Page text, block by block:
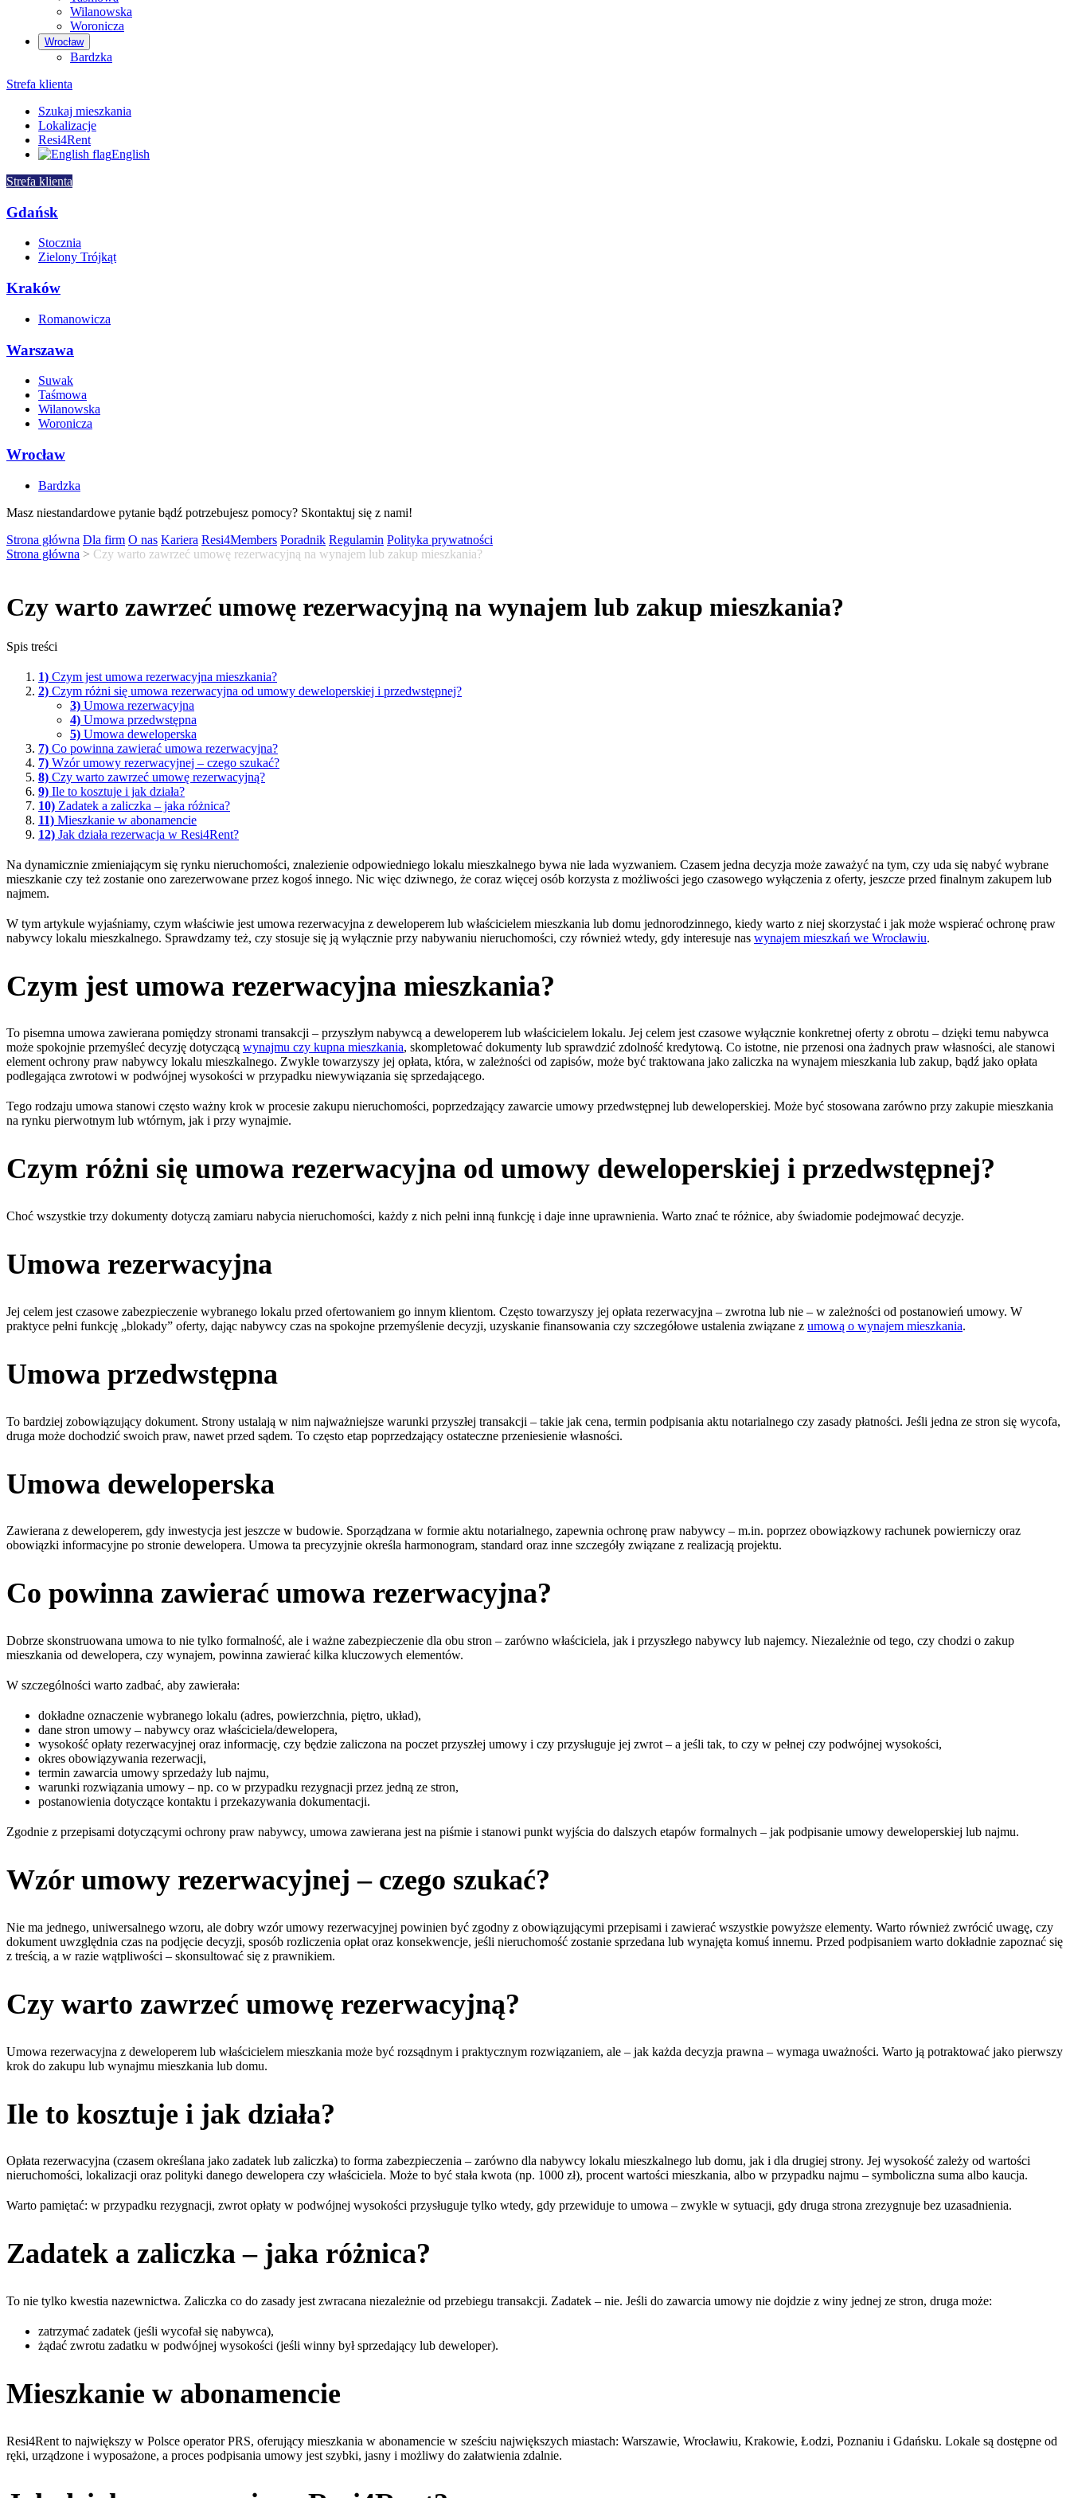
Wilanowska
Woronicza
Wrocław
Bardzka
Strefa klienta
Szukaj mieszkania
Lokalizacje
Resi4Rent
English
Strefa klienta
Gdańsk
Stocznia
Zielony Trójkąt
Kraków
Romanowicza
Warszawa
Suwak
Taśmowa
Wilanowska
Woronicza
Wrocław
Bardzka
Masz niestandardowe pytanie bądź potrzebujesz pomocy? Skontaktuj się z nami!
Strona główna Dla firm O nas Kariera Resi4Members Poradnik Regulamin Polityka prywatności
Strona główna > Czy warto zawrzeć umowę rezerwacyjną na wynajem lub zakup mieszkania?
Czy warto zawrzeć umowę rezerwacyjną na wynajem lub zakup mieszkania?
Spis treści
1) Czym jest umowa rezerwacyjna mieszkania?
2) Czym różni się umowa rezerwacyjna od umowy deweloperskiej i przedwstępnej?
3) Umowa rezerwacyjna
4) Umowa przedwstępna
5) Umowa deweloperska
7) Co powinna zawierać umowa rezerwacyjna?
7) Wzór umowy rezerwacyjnej – czego szukać?
8) Czy warto zawrzeć umowę rezerwacyjną?
9) Ile to kosztuje i jak działa?
10) Zadatek a zaliczka – jaka różnica?
11) Mieszkanie w abonamencie
12) Jak działa rezerwacja w Resi4Rent?
Na dynamicznie zmieniającym się rynku nieruchomości, znalezienie odpowiedniego lokalu mieszkalnego bywa nie lada wyzwaniem. Czasem jedna decyzja może zaważyć na tym, czy uda się nabyć wybrane
mieszkanie czy też zostanie ono zarezerwowane przez kogoś innego. Nic więc dziwnego, że coraz więcej osób korzysta z możliwości jego czasowego wyłączenia z oferty, jeszcze przed finalnym zakupem lub
najmem.
W tym artykule wyjaśniamy, czym właściwie jest umowa rezerwacyjna z deweloperem lub właścicielem mieszkania lub domu jednorodzinnego, kiedy warto z niej skorzystać i jak może wspierać ochronę praw
nabywcy lokalu mieszkalnego. Sprawdzamy też, czy stosuje się ją wyłącznie przy nabywaniu nieruchomości, czy również wtedy, gdy interesuje nas wynajem mieszkań we Wrocławiu.
Czym jest umowa rezerwacyjna mieszkania?
To pisemna umowa zawierana pomiędzy stronami transakcji – przyszłym nabywcą a deweloperem lub właścicielem lokalu. Jej celem jest czasowe wyłącznie konkretnej oferty z obrotu – dzięki temu nabywca
może spokojnie przemyśleć decyzję dotyczącą wynajmu czy kupna mieszkania, skompletować dokumenty lub sprawdzić zdolność kredytową. Co istotne, nie przenosi ona żadnych praw własności, ale stanowi
element ochrony praw nabywcy lokalu mieszkalnego. Zwykle towarzyszy jej opłata, która, w zależności od zapisów, może być traktowana jako zaliczka na wynajem mieszkania lub zakup, bądź jako opłata
podlegająca zwrotowi w podwójnej wysokości w przypadku niewywiązania się sprzedającego.
Tego rodzaju umowa stanowi często ważny krok w procesie zakupu nieruchomości, poprzedzający zawarcie umowy przedwstępnej lub deweloperskiej. Może być stosowana zarówno przy zakupie mieszkania
na rynku pierwotnym lub wtórnym, jak i przy wynajmie.
Czym różni się umowa rezerwacyjna od umowy deweloperskiej i przedwstępnej?
Choć wszystkie trzy dokumenty dotyczą zamiaru nabycia nieruchomości, każdy z nich pełni inną funkcję i daje inne uprawnienia. Warto znać te różnice, aby świadomie podejmować decyzje.
Umowa rezerwacyjna
Jej celem jest czasowe zabezpieczenie wybranego lokalu przed ofertowaniem go innym klientom. Często towarzyszy jej opłata rezerwacyjna – zwrotna lub nie – w zależności od postanowień umowy. W
praktyce pełni funkcję „blokady” oferty, dając nabywcy czas na spokojne przemyślenie decyzji, uzyskanie finansowania czy szczegółowe ustalenia związane z umową o wynajem mieszkania.
Umowa przedwstępna
To bardziej zobowiązujący dokument. Strony ustalają w nim najważniejsze warunki przyszłej transakcji – takie jak cena, termin podpisania aktu notarialnego czy zasady płatności. Jeśli jedna ze stron się wycofa,
druga może dochodzić swoich praw, nawet przed sądem. To często etap poprzedzający ostateczne przeniesienie własności.
Umowa deweloperska
Zawierana z deweloperem, gdy inwestycja jest jeszcze w budowie. Sporządzana w formie aktu notarialnego, zapewnia ochronę praw nabywcy – m.in. poprzez obowiązkowy rachunek powierniczy oraz
obowiązki informacyjne po stronie dewelopera. Umowa ta precyzyjnie określa harmonogram, standard oraz inne szczegóły związane z realizacją projektu.
Co powinna zawierać umowa rezerwacyjna?
Dobrze skonstruowana umowa to nie tylko formalność, ale i ważne zabezpieczenie dla obu stron – zarówno właściciela, jak i przyszłego nabywcy lub najemcy. Niezależnie od tego, czy chodzi o zakup
mieszkania od dewelopera, czy wynajem, powinna zawierać kilka kluczowych elementów.
W szczególności warto zadbać, aby zawierała:
dokładne oznaczenie wybranego lokalu (adres, powierzchnia, piętro, układ),
dane stron umowy – nabywcy oraz właściciela/dewelopera,
wysokość opłaty rezerwacyjnej oraz informację, czy będzie zaliczona na poczet przyszłej umowy i czy przysługuje jej zwrot – a jeśli tak, to czy w pełnej czy podwójnej wysokości,
okres obowiązywania rezerwacji,
termin zawarcia umowy sprzedaży lub najmu,
warunki rozwiązania umowy – np. co w przypadku rezygnacji przez jedną ze stron,
postanowienia dotyczące kontaktu i przekazywania dokumentacji.
Zgodnie z przepisami dotyczącymi ochrony praw nabywcy, umowa zawierana jest na piśmie i stanowi punkt wyjścia do dalszych etapów formalnych – jak podpisanie umowy deweloperskiej lub najmu.
Wzór umowy rezerwacyjnej – czego szukać?
Nie ma jednego, uniwersalnego wzoru, ale dobry wzór umowy rezerwacyjnej powinien być zgodny z obowiązującymi przepisami i zawierać wszystkie powyższe elementy. Warto również zwrócić uwagę, czy
dokument uwzględnia czas na podjęcie decyzji, sposób rozliczenia opłat oraz konsekwencje, jeśli nieruchomość zostanie sprzedana lub wynajęta komuś innemu. Przed podpisaniem warto dokładnie zapoznać się
z treścią, a w razie wątpliwości – skonsultować się z prawnikiem.
Czy warto zawrzeć umowę rezerwacyjną?
Umowa rezerwacyjna z deweloperem lub właścicielem mieszkania może być rozsądnym i praktycznym rozwiązaniem, ale – jak każda decyzja prawna – wymaga uważności. Warto ją potraktować jako pierwszy
krok do zakupu lub wynajmu mieszkania lub domu.
Ile to kosztuje i jak działa?
Opłata rezerwacyjna (czasem określana jako zadatek lub zaliczka) to forma zabezpieczenia – zarówno dla nabywcy lokalu mieszkalnego lub domu, jak i dla drugiej strony. Jej wysokość zależy od wartości
nieruchomości, lokalizacji oraz polityki danego dewelopera czy właściciela. Może to być stała kwota (np. 1000 zł), procent wartości mieszkania, albo w przypadku najmu – symboliczna suma albo kaucja.
Warto pamiętać: w przypadku rezygnacji, zwrot opłaty w podwójnej wysokości przysługuje tylko wtedy, gdy przewiduje to umowa – zwykle w sytuacji, gdy druga strona zrezygnuje bez uzasadnienia.
Zadatek a zaliczka – jaka różnica?
To nie tylko kwestia nazewnictwa. Zaliczka co do zasady jest zwracana niezależnie od przebiegu transakcji. Zadatek – nie. Jeśli do zawarcia umowy nie dojdzie z winy jednej ze stron, druga może:
zatrzymać zadatek (jeśli wycofał się nabywca),
żądać zwrotu zadatku w podwójnej wysokości (jeśli winny był sprzedający lub deweloper).
Mieszkanie w abonamencie
Resi4Rent to największy w Polsce operator PRS, oferujący mieszkania w abonamencie w sześciu największych miastach: Warszawie, Wrocławiu, Krakowie, Łodzi, Poznaniu i Gdańsku. Lokale są dostępne od
ręki, urządzone i wyposażone, a proces podpisania umowy jest szybki, jasny i możliwy do załatwienia zdalnie.